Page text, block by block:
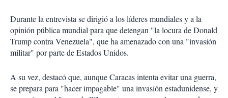
Durante la entrevista se dirigió a los líderes mundiales y a la
opinión pública mundial para que detengan "la locura de Donald
Trump contra Venezuela", que ha amenazado con una "invasión
militar" por parte de Estados Unidos.
A su vez, destacó que, aunque Caracas intenta evitar una guerra,
se prepara para "hacer impagable" una invasión estadunidense, y